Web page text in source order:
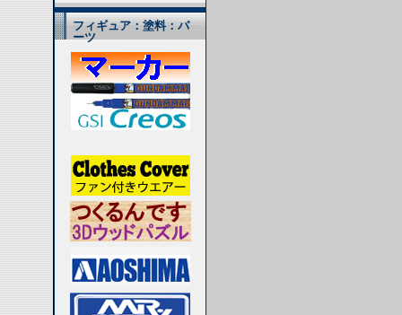
フィギュア：塗料：パ
ーツ